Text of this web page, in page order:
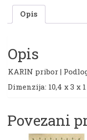
rezanje
kalema
količina
Opis
Opis
KARIN pribor |
Dimenzija: 10,4 x 3 x
Povezani